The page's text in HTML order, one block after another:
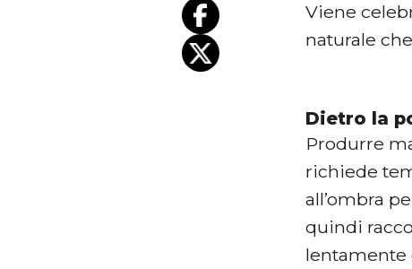
Viene
naturale
Dietro la
Produrre
richiede
all’ombra
quindi
lentamente